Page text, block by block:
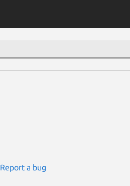
Report a bug